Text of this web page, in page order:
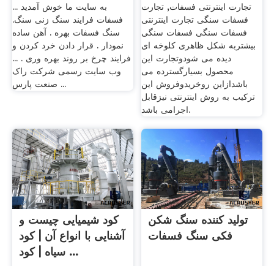
به سایت ما خوش آمدید ...
فسفات فرایند سنگ زنی سنگ.
سنگ فسفات بهره . آهن ساده
نمودار . قرار دادن خرد کردن و
فرایند چرخ بر روند بهره وری . ...
وب سایت رسمی شرکت راک
صنعت پارس ...
تجارت اینترنتی فسفات, تجارت
فسفات سنگی تجارت اینترنتی
فسفات سنگی فسفات سنگی
بیشتربه شکل ظاهری کلوخه ای
دیده می شودوتجارت این
محصول بسیارگسترده می
باشدازاین روخریدوفروش این
ترکیب به روش اینترنتی نیزقابل
اجرامی باشد.
کود شیمیایی چیست و
آشنایی با انواع آن | کود
سیاه | کود ...
تولید کننده سنگ شکن
فکی سنگ فسفات